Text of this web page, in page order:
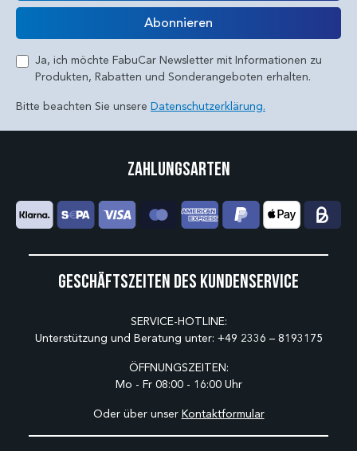
E-Mail
Abonnieren
Ja, ich möchte FabuCar Newsletter mit Informationen zu
Produkten, Rabatten und Sonderangeboten erhalten.
Bitte beachten Sie unsere Datenschutzerklärung.
Geschäftszeiten des Kundenservice
SERVICE-HOTLINE:
Unterstützung und Beratung unter: +49 2336 – 8193175
ÖFFNUNGSZEITEN:
Mo - Fr 08:00 - 16:00 Uhr
Oder über unser Kontaktformular
Zahlungsarten